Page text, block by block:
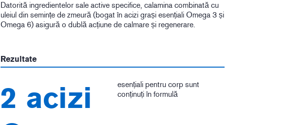
Datorită ingredientelor sale active specifice, calamina combinată cu
uleiul din semințe de zmeură (bogat în acizi grași esențiali Omega 3 și
Omega 6) asigură o dublă acțiune de calmare și regenerare.
Rezultate
2 acizi
esențiali pentru corp sunt
conținuți în formulă